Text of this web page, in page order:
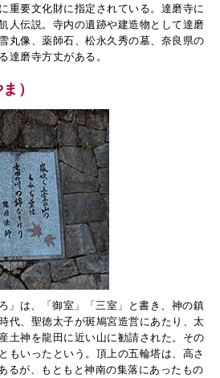
重要文化財に指定されている。達磨寺に
人伝説。寺内の遺跡や建造物として達磨
丸像、薬師石、松永久秀の墓、奈良県の
達磨寺方丈がある。
）
」は、「御室」「三室」と書き、神の鎮
代、聖徳太子が斑鳩宮造営にあたり、太
土神を龍田に近い山に勧請された。その
もいったという。頂上の五輪塔は、高さ
るが、もともと神南の集落にあったもの